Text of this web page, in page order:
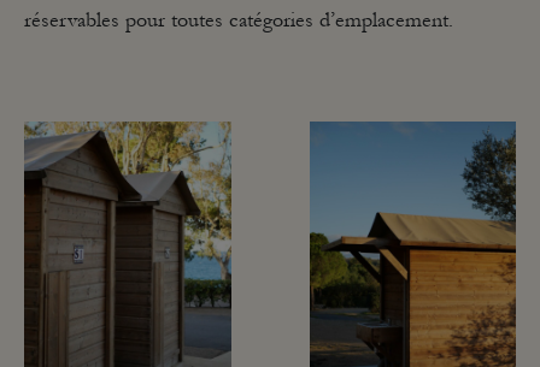
réservables pour toutes catégories d’emplacement.